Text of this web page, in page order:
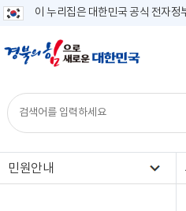
이 누리집은 대한민국 공식 전자정
민원안내